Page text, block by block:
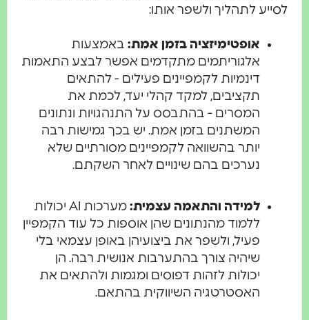
לסייע לתהליך ולשפר אותו:
אופטימיזציה בזמן אמת:באמצעות
אלגוריתמים מתקדמים אפשר לבצע התאמות
דינמיות לקמפיינים פעילים - להתאים
תקציבים, למקד קהלי יעד, לכמת את
המסרים - בהתבסס על התנהגויות ונתונים
המשתנים בזמן אמת. יש בכך גמישות רבה
יותר בהשוואה לקמפיינים מסורתיים שלא
נערכים בהם שינויים לאחר השקתם.
למידה והתאמה עצמית:
מערכות AI יכולות
ללמוד מהנתונים שהן אוספות כל עוד הקמפיין
פעיל, ולשפר את ביצועיהן באופן עצמאי בלי
שיהיה צורך בהתערבות אנושית רבה. הן
יכולות לזהות דפוסים ומגמות ולהתאים את
האסטרטגיה השיווקית בהתאם.